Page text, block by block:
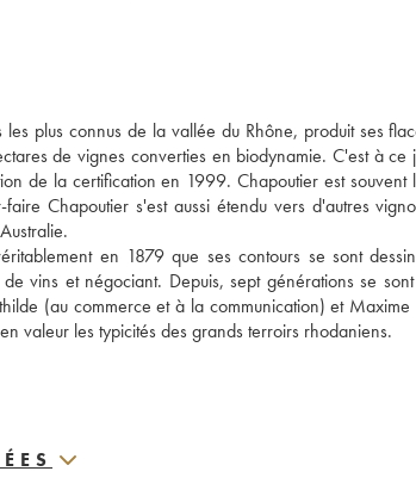
plus connus de la vallée du Rhône, produit ses
de vignes converties en biodynamie. C'est à
de la certification en 1999. Chapoutier est
Chapoutier s'est aussi étendu vers d'autres
en 1879 que ses contours se sont
vins et négociant. Depuis, sept générations se
(au commerce et à la communication) et
valeur les typicités des grands terroirs rhodaniens.